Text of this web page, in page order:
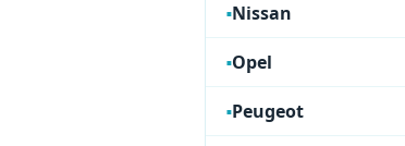
Nissan
Opel
Peugeot